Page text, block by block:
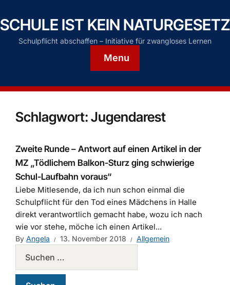
SCHULE IST KEIN NATURGESETZ
Schulpflicht abschaffen – Initiative für zwangloses Lernen
Menu
Schlagwort:Jugendarest
Zweite Runde – Antwort auf einen Artikel in der
MZ „Tödlichem Balkon-Sturz ging schwierige
Schul-Laufbahn voraus“
Liebe Mitlesende, da ich nun schon einmal die
Schulpflicht für den Tod eines Mädchens in Halle
direkt verantwortlich gemacht habe, wozu ich nach
wie vor stehe, möche ich einen Artikel...
By Angela 13. November 2018 Allgemein